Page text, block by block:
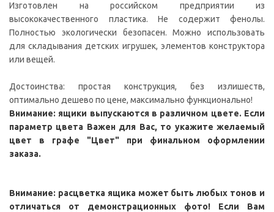
Изготовлен на российском предприятии из
высококачественного пластика. Не содержит фенолы.
Полностью экологически безопасен. Можно использовать
для складывания детских игрушек, элементов конструктора
или вещей.
Достоинства: простая конструкция, без излишеств,
оптимально дешево по цене, максимально функционально!
Внимание: ящики выпускаются в различном цвете. Если
параметр цвета Важен для Вас, то укажите желаемый
цвет в графе "Цвет" при финальном оформлении
заказа.
Внимание: расцветка ящика может быть любых тонов и
отличаться от демонстрационных фото! Если Вам